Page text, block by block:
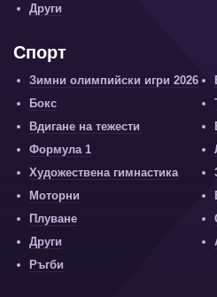
Други
Спорт
Зимни олимпийски игри 2026
Бокс
Вдигане на тежести
Формула 1
Художествена гимнастика
Моторни
Плуване
Други
Ръгби